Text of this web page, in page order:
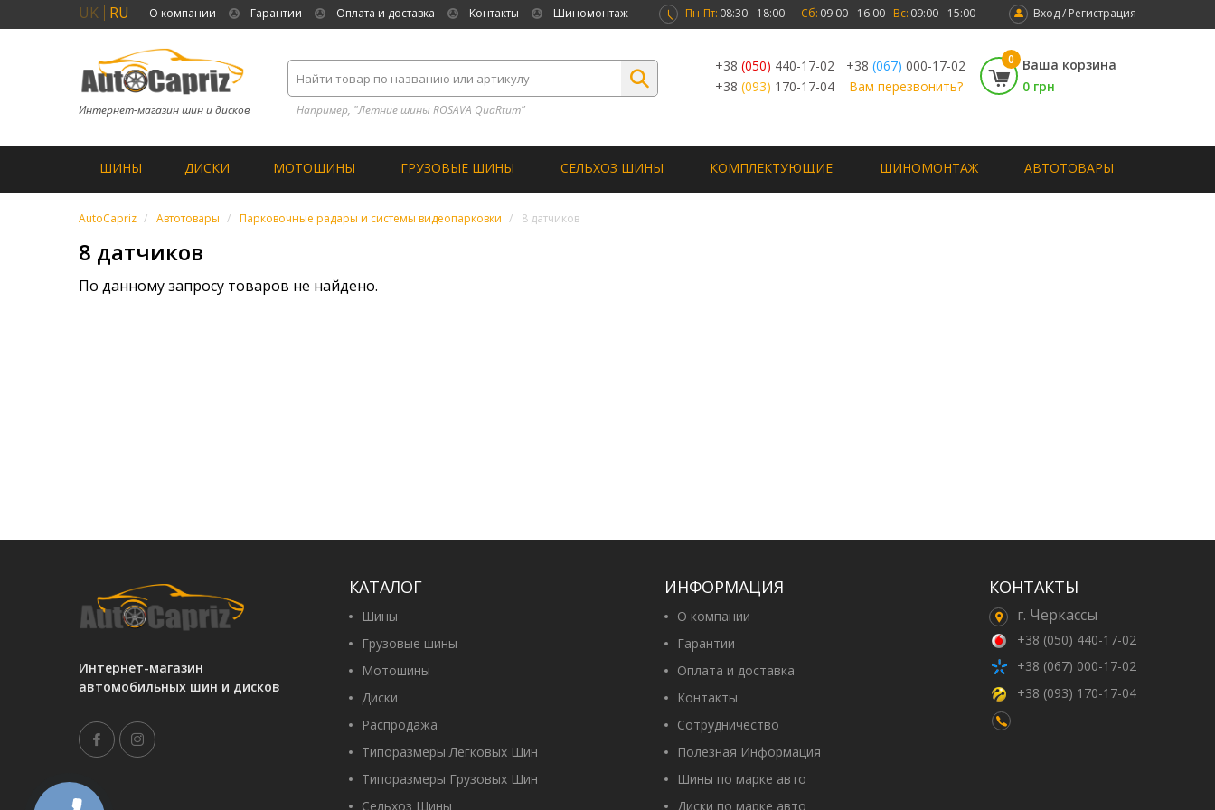
UK RU О компании Гарантии Оплата и доставка Контакты Шиномонтаж Вход / Регистрация
Пн-Пт: 08:30 - 18:00 Сб: 09:00 - 16:00 Вс: 09:00 - 15:00
Интернет-магазин шин и дисков Например, "Летние шины ROSAVA QuaRtum”
+38 (050) 440-17-02 +38 (067) 000-17-02
+38 (093) 170-17-04 Вам перезвонить?
0
Ваша корзина
0 грн
ШИНЫ ДИСКИ МОТОШИНЫ ГРУЗОВЫЕ ШИНЫ СЕЛЬХОЗ ШИНЫ КОМПЛЕКТУЮЩИЕ ШИНОМОНТАЖ АВТОТОВАРЫ
AutoCapriz Автотовары Парковочные радары и системы видеопарковки 8 датчиков
8 датчиков
По данному запросу товаров не найдено.
Интернет-магазин
автомобильных шин и дисков
КАТАЛОГ
Шины
Грузовые шины
Мотошины
Диски
Распродажа
Типоразмеры Легковых Шин
Типоразмеры Грузовых Шин
Сельхоз Шины
ИНФОРМАЦИЯ
О компании
Гарантии
Оплата и доставка
Контакты
Сотрудничество
Полезная Информация
Шины по марке авто
Диски по марке авто
КОНТАКТЫ
г. Черкассы
+38 (050) 440-17-02
+38 (067) 000-17-02
+38 (093) 170-17-04